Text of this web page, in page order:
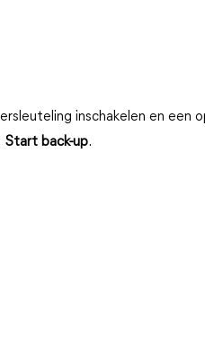
inschakelen en een
Start back-up.